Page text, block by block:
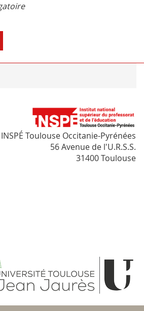
INSPÉ Toulouse Occitanie-Pyrénées
56 Avenue de l'U.R.S.S.
31400 Toulouse